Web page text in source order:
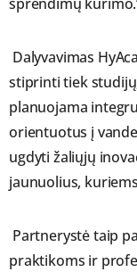
Dalyvavimas
stiprinti tiek
planuojama
orientuotus į
ugdyti žaliųjų
jaunuolius,
Partnerystė taip
praktikoms ir